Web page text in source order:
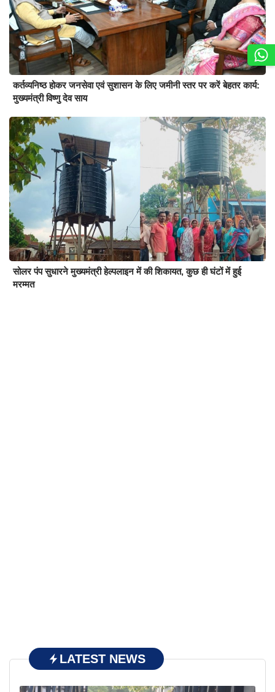
कर्तव्यनिष्ठ होकर जनसेवा एवं सुशासन के लिए जमीनी स्तर पर करें बेहतर कार्य:
मुख्यमंत्री विष्णु देव साय
सोलर पंप सुधारने मुख्यमंत्री हेल्पलाइन में की शिकायत, कुछ ही घंटों में हुई
मरम्मत
LATEST NEWS